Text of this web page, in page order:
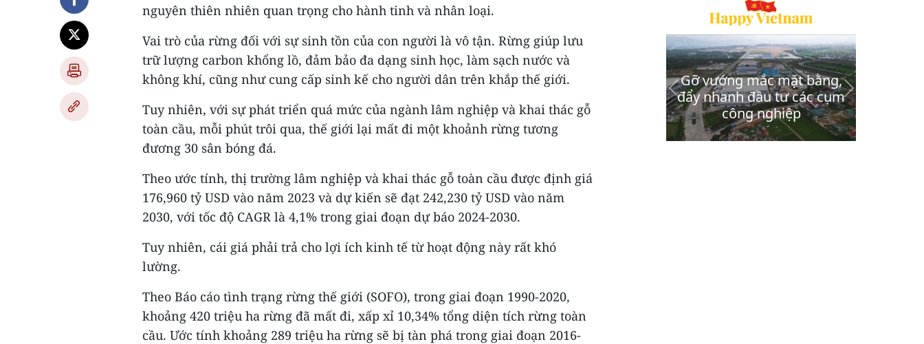
nguyên thiên nhiên quan trọng cho hành tinh và nhân loại.
Vai trò của rừng đối với sự sinh tồn của con người là vô tận. Rừng giúp lưu
trữ lượng carbon khổng lồ, đảm bảo đa dạng sinh học, làm sạch nước và
không khí, cũng như cung cấp sinh kế cho người dân trên khắp thế giới.
Tuy nhiên, với sự phát triển quá mức của ngành lâm nghiệp và khai thác gỗ
toàn cầu, mỗi phút trôi qua, thế giới lại mất đi một khoảnh rừng tương
đương 30 sân bóng đá.
Theo ước tính, thị trường lâm nghiệp và khai thác gỗ toàn cầu được định giá
176,960 tỷ USD vào năm 2023 và dự kiến sẽ đạt 242,230 tỷ USD vào năm
2030, với tốc độ CAGR là 4,1% trong giai đoạn dự báo 2024-2030.
Tuy nhiên, cái giá phải trả cho lợi ích kinh tế từ hoạt động này rất khó
lường.
Theo Báo cáo tình trạng rừng thế giới (SOFO), trong giai đoạn 1990-2020,
khoảng 420 triệu ha rừng đã mất đi, xấp xỉ 10,34% tổng diện tích rừng toàn
cầu. Ước tính khoảng 289 triệu ha rừng sẽ bị tàn phá trong giai đoạn 2016-